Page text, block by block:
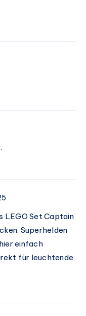
LEGO Set Captain
Superhelden
einfach
für leuchtende